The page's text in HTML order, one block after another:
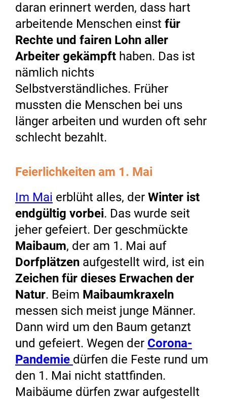
daran erinnert werden, dass hart
arbeitende Menschen einst für
Rechte und fairen Lohn aller
Arbeiter gekämpft haben. Das ist
nämlich nichts
Selbstverständliches. Früher
mussten die Menschen bei uns
länger arbeiten und wurden oft sehr
schlecht bezahlt.
Feierlichkeiten am 1. Mai
Im Mai erblüht alles, der Winter ist
endgültig vorbei. Das wurde seit
jeher gefeiert. Der geschmückte
Maibaum, der am 1. Mai auf
Dorfplätzen aufgestellt wird, ist ein
Zeichen für dieses Erwachen der
Natur. Beim Maibaumkraxeln
messen sich meist junge Männer.
Dann wird um den Baum getanzt
und gefeiert. Wegen der Corona-
Pandemie dürfen die Feste rund um
den 1. Mai nicht stattfinden.
Maibäume dürfen zwar aufgestellt